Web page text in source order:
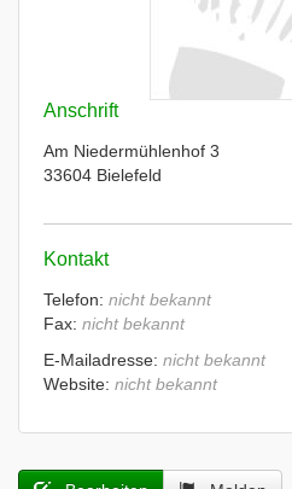
Anschrift
Am Niedermühlenhof 3
33604 Bielefeld
Kontakt
Telefon: nicht bekannt
Fax: nicht bekannt
E-Mailadresse: nicht bekannt
Website: nicht bekannt